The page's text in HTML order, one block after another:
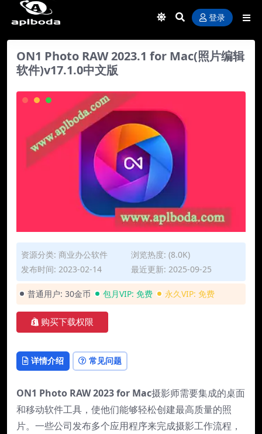
登录
ON1 Photo RAW 2023.1 for Mac(照片编辑
软件)v17.1.0中文版
资源分类: 商业办公软件
浏览热度: (8.0K)
发布时间: 2023-02-14
最近更新: 2025-09-25
普通用户: 30金币 包月VIP: 免费 永久VIP: 免费
购买下载权限
详情介绍 常见问题
ON1 Photo RAW 2023 for Mac摄影师需要集成的桌面
和移动软件工具，使他们能够轻松创建最高质量的照
片。一些公司发布多个应用程序来完成摄影工作流程，